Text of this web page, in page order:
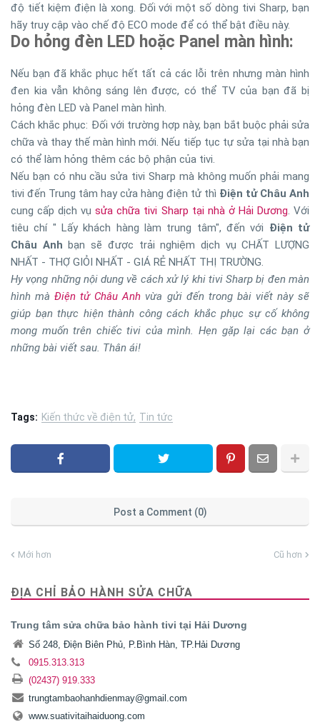
độ tiết kiệm điện là xong. Đối với một số dòng tivi Sharp, bạn
hãy truy cập vào chế độ ECO mode để có thể bật điều này.
Do hỏng đèn LED hoặc Panel màn hình:
Nếu bạn đã khắc phục hết tất cả các lỗi trên nhưng màn hình
đen kia vẫn không sáng lên được, có thể TV của bạn đã bị
hỏng đèn LED và Panel màn hình.
Cách khắc phục: Đối với trường hợp này, bạn bắt buộc phải sửa
chữa và thay thế màn hình mới. Nếu tiếp tục tự sửa tại nhà bạn
có thể làm hỏng thêm các bộ phận của tivi.
Nếu bạn có nhu cầu sửa tivi Sharp mà không muốn phải mang
tivi đến Trung tâm hay cửa hàng điện tử thì Điện tử Châu Anh
cung cấp dịch vụsửa chữa tivi Sharp tại nhà ở Hải Dương . Với
tiêu chí " Lấy khách hàng làm trung tâm", đến với Điện tử
Châu Anh bạn sẽ được trải nghiệm dịch vụ CHẤT LƯỢNG
NHẤT - THỢ GIỎI NHẤT - GIÁ RẺ NHẤT THỊ TRƯỜNG.
Hy vọng những nội dung về cách xử lý khi tivi Sharp bị đen màn
hình màĐiện tử Châu Anh vừa gửi đến trong bài viết này sẽ
giúp bạn thực hiện thành công cách khắc phục sự cố không
mong muốn trên chiếc tivi của mình. Hẹn gặp lại các bạn ở
những bài viết sau. Thân ái!
Tags: Kiến thức về điện tử Tin tức
Post a Comment (0)
Mới hơn Cũ hơn
ĐỊA CHỈ BẢO HÀNH SỬA CHỮA
Trung tâm sửa chữa bảo hành tivi tại Hải Dương
Số 248, Điện Biên Phủ, P.Bình Hàn, TP.Hải Dương
0915.313.313
(02437) 919.333
trungtambaohanhdienmay@gmail.com
www.suativitaihaiduong.com